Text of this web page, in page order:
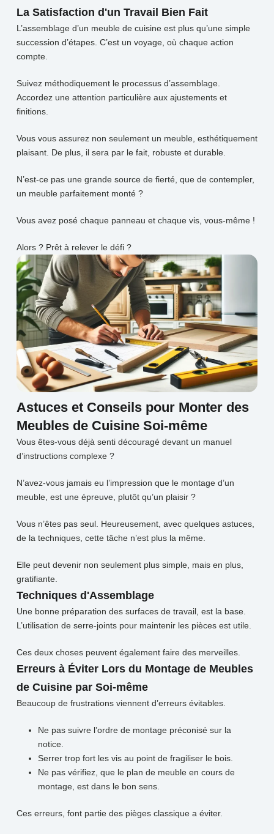
La Satisfaction d'un Travail Bien Fait
L’assemblage d’un meuble de cuisine est plus qu’une simple
succession d’étapes. C’est un voyage, où chaque action
compte.
Suivez méthodiquement le processus d’assemblage.
Accordez une attention particulière aux ajustements et
finitions.
Vous vous assurez non seulement un meuble, esthétiquement
plaisant. De plus, il sera par le fait, robuste et durable.
N’est-ce pas une grande source de fierté, que de contempler,
un meuble parfaitement monté ?
Vous avez posé chaque panneau et chaque vis, vous-même !
Alors ? Prêt à relever le défi ?
Astuces et Conseils pour Monter des
Meubles de Cuisine Soi-même
Vous êtes-vous déjà senti découragé devant un manuel
d’instructions complexe ?
N’avez-vous jamais eu l’impression que le montage d’un
meuble, est une épreuve, plutôt qu’un plaisir ?
Vous n’êtes pas seul. Heureusement, avec quelques astuces,
de la techniques, cette tâche n’est plus la même.
Elle peut devenir non seulement plus simple, mais en plus,
gratifiante.
Techniques d'Assemblage
Une bonne préparation des surfaces de travail, est la base.
L’utilisation de serre-joints pour maintenir les pièces est utile.
Ces deux choses peuvent également faire des merveilles.
Erreurs à Éviter Lors du Montage de Meubles
de Cuisine par Soi-même
Beaucoup de frustrations viennent d’erreurs évitables.
Ne pas suivre l’ordre de montage préconisé sur la
notice.
Serrer trop fort les vis au point de fragiliser le bois.
Ne pas vérifiez, que le plan de meuble en cours de
montage, est dans le bon sens.
Ces erreurs, font partie des pièges classique a éviter.